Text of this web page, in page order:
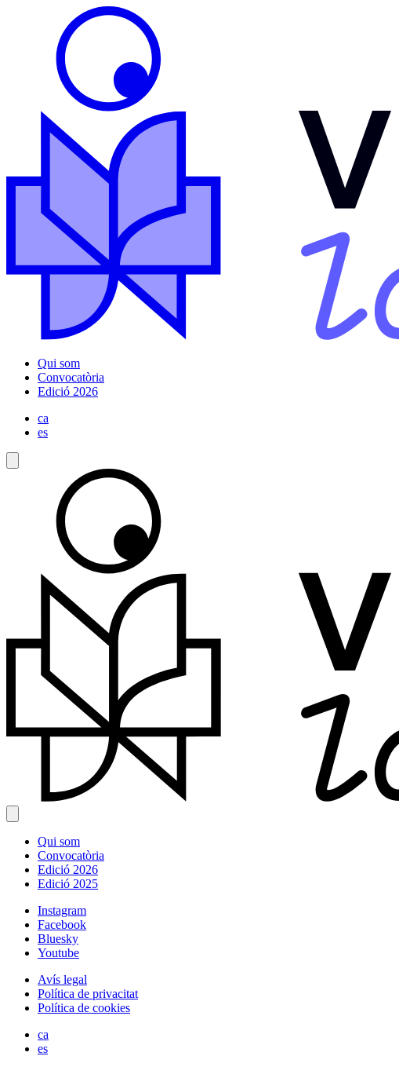
Qui som
Convocatòria
Edició 2026
ca
es
Qui som
Convocatòria
Edició 2026
Edició 2025
Instagram
Facebook
Bluesky
Youtube
Avís legal
Política de privacitat
Política de cookies
ca
es